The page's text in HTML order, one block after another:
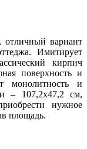
отличный вариант
Имитирует
кирпич
поверхность и
монолитность и
– 107,2х47,2 см,
нужное
площадь.